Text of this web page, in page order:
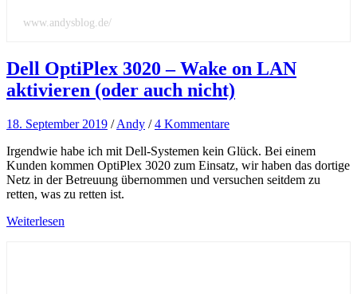
www.andysblog.de/
Dell OptiPlex 3020 – Wake on LAN
aktivieren (oder auch nicht)
18. September 2019 /Andy /4 Kommentare
Irgendwie habe ich mit Dell-Systemen kein Glück. Bei einem
Kunden kommen OptiPlex 3020 zum Einsatz, wir haben das dortige
Netz in der Betreuung übernommen und versuchen seitdem zu
retten, was zu retten ist.
Weiterlesen